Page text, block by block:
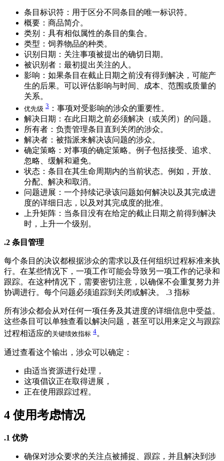
条目标识符：用于区分不同条目的唯一标识符。
概要：商品简介。
类别：具有相似属性的条目的集合。
类型：饲养物品的种类。
识别日期：关注事项被提出的确切日期。
被识别者：最初提出关注的人。
影响：如果条目在截止日期之前没有得到解决，可能产
生的后果。可以评估影响与时间、成本、范围或质量的
关系。
优先级 3 ：事项对受影响的涉众的重要性。
解决日期：在此日期之前必须解决（或关闭）的问题。
所有者：负责管理条目直到关闭的涉众。
解决者：被指派来解决该问题的涉众。
确定策略：对事项的确定策略。例子包括接受、追求、
忽略、缓解和避免。
状态：条目在其生命周期内的当前状态。例如，开放、
分配、解决和取消。
问题进展：一个持续记录该问题如何解决以及其完成进
度的详细日志，以及对其完成度的批准。
上升矩阵：当条目没有在给定的截止日期之前得到解决
时，上升一个级别。
.2 条目管理
每个条目的决议都根据涉众的需求以及任何组织过程标准来执
行。在某些情况下，一项工作可能会导致另一项工作的记录和
跟踪。在这种情况下，需要密切注意，以确保不会重复努力并
协调进行。每个问题必须追踪到关闭或解决。 .3 指标
所有涉众都会从对任何一项任务及其进度的详细信息中受益。
这些条目可以单独查看以解决问题，甚至可以用来定义与跟踪
过程相适应的关键绩效指标 4。
通过查看这个输出，涉众可以确定：
由适当资源进行处理，
这项倡议正在取得进展，
正在使用跟踪过程。
4使用考虑情况
.1 优势
确保对涉众要求的关注点被捕捉、跟踪，并且解决到涉